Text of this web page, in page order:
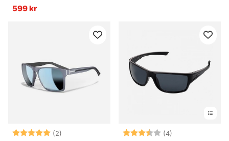
599 kr
Betyg: (2)
5.0 utav 5 stjärnorBetyg: (4)